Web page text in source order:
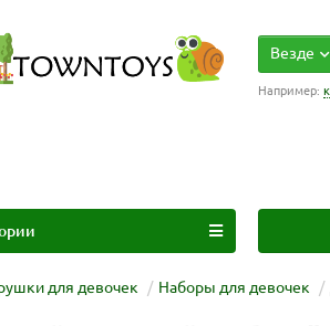
Везде
Например:
для девочек Наборы для девочек